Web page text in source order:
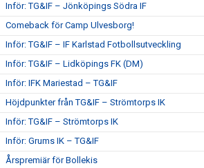
Inför: TG&IF – Jönköpings Södra IF
Comeback för Camp Ulvesborg!
Inför: TG&IF – IF Karlstad Fotbollsutveckling
Inför: TG&IF – Lidköpings FK (DM)
Inför: IFK Mariestad – TG&IF
Höjdpunkter från TG&IF – Strömtorps IK
Inför: TG&IF – Strömtorps IK
Inför: Grums IK – TG&IF
Årspremiär för Bollekis